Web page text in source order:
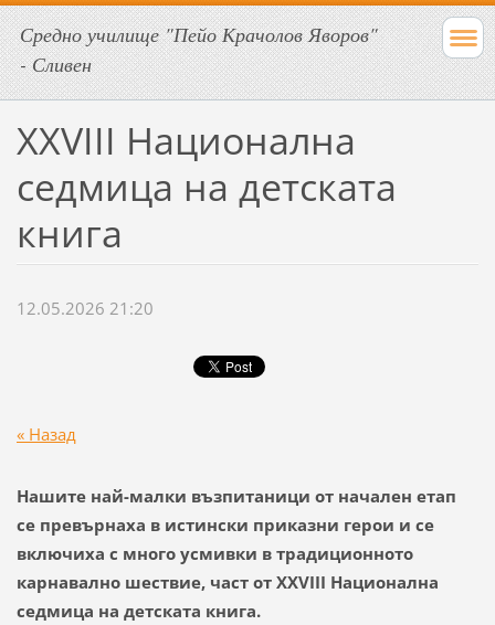
Средно училище "Пейо Крачолов Яворов"
- Сливен
XXVIII Национална
седмица на детската
книга
12.05.2026 21:20
« Назад
Нашите най-малки възпитаници от начален етап
се превърнаха в истински приказни герои и се
включиха с много усмивки в традиционното
карнавално шествие, част от XXVIII Национална
седмица на детската книга.